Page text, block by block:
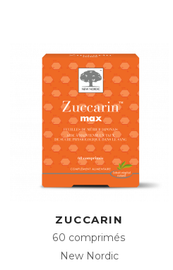
ZUCCARIN
60 comprimés
New Nordic